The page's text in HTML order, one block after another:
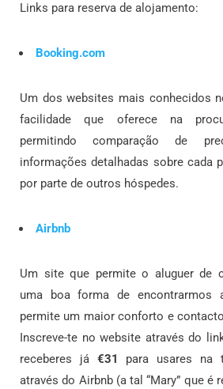
Links para reserva de alojamento:
Booking.com
Um dos websites mais conhecidos
facilidade que oferece na
permitindo comparação de
informações detalhadas sobre cada
por parte de outros hóspedes.
Airbnb
Um site que permite o aluguer de
uma boa forma de encontrarmos
permite um maior conforto e
Inscreve-te no website através do
receberes já €31
para usares na
através do Airbnb (a tal “Mary” que é